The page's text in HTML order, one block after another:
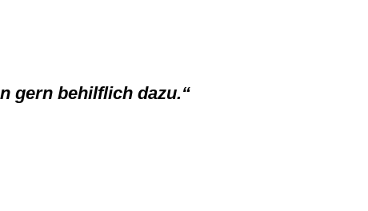
gern behilflich dazu.“